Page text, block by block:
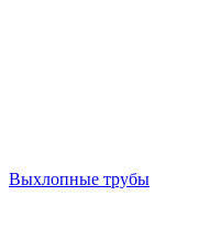
Выхлопные трубы